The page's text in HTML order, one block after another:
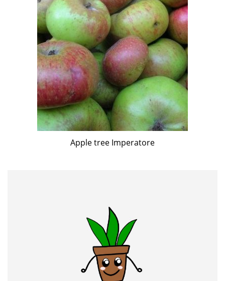
Apple tree Imperatore